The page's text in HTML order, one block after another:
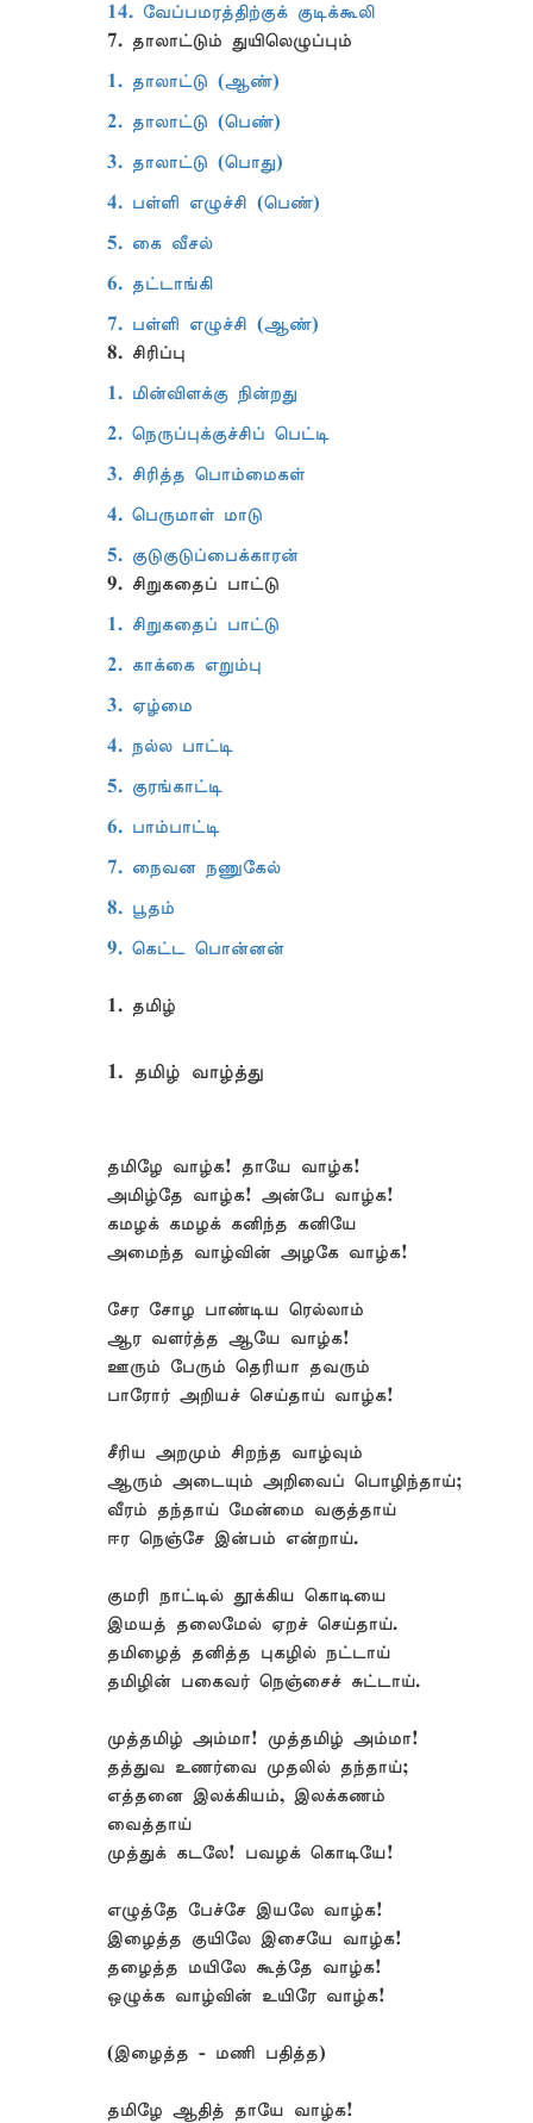
14. வேப்பமரத்திற்குக் குடிக்கூலி
7. தாலாட்டும் துயிலெழுப்பும்
1. தாலாட்டு (ஆண்)
2. தாலாட்டு (பெண்)
3. தாலாட்டு (பொது)
4. பள்ளி எழுச்சி (பெண்)
5. கை வீசல்
6. தட்டாங்கி
7. பள்ளி எழுச்சி (ஆண்)
8. சிரிப்பு
1. மின்விளக்கு நின்றது
2. நெருப்புக்குச்சிப் பெட்டி
3. சிரித்த பொம்மைகள்
4. பெருமாள் மாடு
5. குடுகுடுப்பைக்காரன்
9. சிறுகதைப் பாட்டு
1. சிறுகதைப் பாட்டு
2. காக்கை எறும்பு
3. ஏழ்மை
4. நல்ல பாட்டி
5. குரங்காட்டி
6. பாம்பாட்டி
7. நைவன நணுகேல்
8. பூதம்
9. கெட்ட பொன்னன்
1. தமிழ்
1. தமிழ் வாழ்த்து
தமிழே வாழ்க! தாயே வாழ்க!
அமிழ்தே வாழ்க! அன்பே வாழ்க!
கமழக் கமழக் கனிந்த கனியே
அமைந்த வாழ்வின் அழகே வாழ்க!
சேர சோழ பாண்டிய ரெல்லாம்
ஆர வளர்த்த ஆயே வாழ்க!
ஊரும் பேரும் தெரியா தவரும்
பாரோர் அறியச் செய்தாய் வாழ்க!
சீரிய அறமும் சிறந்த வாழ்வும்
ஆரும் அடையும் அறிவைப் பொழிந்தாய்;
வீரம் தந்தாய் மேன்மை வகுத்தாய்
ஈர நெஞ்சே இன்பம் என்றாய்.
குமரி நாட்டில் தூக்கிய கொடியை
இமயத் தலைமேல் ஏறச் செய்தாய்.
தமிழைத் தனித்த புகழில் நட்டாய்
தமிழின் பகைவர் நெஞ்சைச் சுட்டாய்.
முத்தமிழ் அம்மா! முத்தமிழ் அம்மா!
தத்துவ உணர்வை முதலில் தந்தாய்;
எத்தனை இலக்கியம், இலக்கணம்
வைத்தாய்
முத்துக் கடலே! பவழக் கொடியே!
எழுத்தே பேச்சே இயலே வாழ்க!
இழைத்த குயிலே இசையே வாழ்க!
தழைத்த மயிலே கூத்தே வாழ்க!
ஒழுக்க வாழ்வின் உயிரே வாழ்க!
(இழைத்த - மணி பதித்த)
தமிழே ஆதித் தாயே வாழ்க!